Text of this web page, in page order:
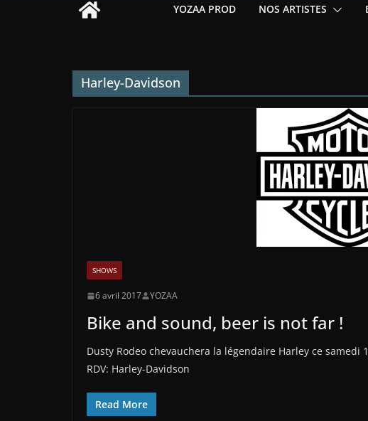
YOZAA PROD NOS ARTISTES
Harley-Davidson
SHOWS
6 avril 2017 YOZAA
Bike and sound, beer is not far !
Dusty Rodeo chevauchera la légendaire Harley ce
RDV: Harley-Davidson
Read More